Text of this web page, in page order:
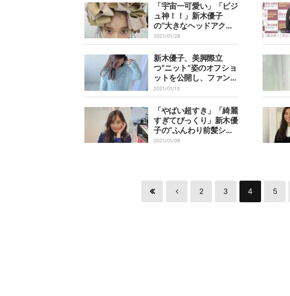
「宇宙一可愛い」「ビジ
ュ神！！」新木優子
の“大きなヘッドアク
セ”をつけた可愛らしい
姿に称賛の声
2021/01/28
新木優子、美脚際立
つ“ニット”姿のオフショ
ットを公開し、ファン悶
絶「天使です」「脚細す
ぎん？」
2021/01/13
「やばい超すき」「綺麗
すぎてびっくり」新木優
子の“ふんわり前髪ショ
ット”にファン絶賛
2021/01/09
2 3 4 5